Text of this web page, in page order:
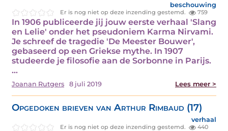
beschouwing
Er is nog niet op deze inzending gestemd. 759
In 1906 publiceerde jij jouw eerste verhaal 'Slang
en Lelie' onder het pseudoniem Karma Nirvami.
Je schreef de tragedie 'De Meester Bouwer',
gebaseerd op een Griekse mythe. In 1907
studeerde je filosofie aan de Sorbonne in Parijs.
…
Joanan Rutgers 8 juli 2019 Lees meer >
Opgedoken brieven van Arthur Rimbaud (17)
verhaal
Er is nog niet op deze inzending gestemd. 440